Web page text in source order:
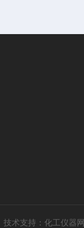
技术支持： 化工仪器网